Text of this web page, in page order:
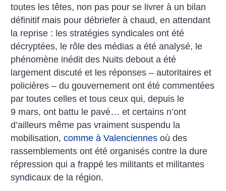
toutes les têtes, non pas pour se livrer à un bilan
définitif mais pour débriefer à chaud, en attendant
la reprise : les stratégies syndicales ont été
décryptées, le rôle des médias a été analysé, le
phénomène inédit des Nuits debout a été
largement discuté et les réponses – autoritaires et
policières – du gouvernement ont été commentées
par toutes celles et tous ceux qui, depuis le
9 mars, ont battu le pavé… et certains n’ont
d’ailleurs même pas vraiment suspendu la
mobilisation,comme à Valenciennes où des
rassemblements ont été organisés contre la dure
répression qui a frappé les militants et militantes
syndicaux de la région.